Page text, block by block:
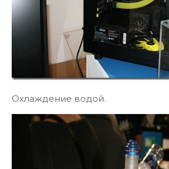
Охлаждение водой.